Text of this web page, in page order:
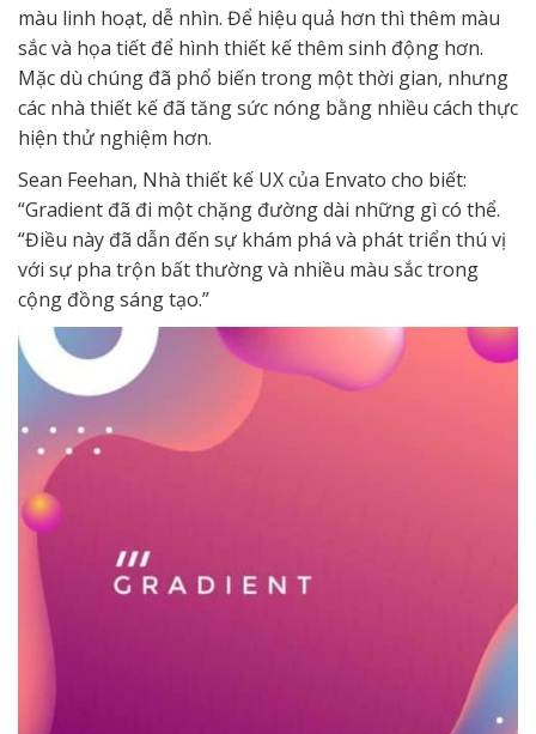
màu linh hoạt, dễ nhìn. Để hiệu quả hơn thì thêm màu
sắc và họa tiết để hình thiết kế thêm sinh động hơn.
Mặc dù chúng đã phổ biến trong một thời gian, nhưng
các nhà thiết kế đã tăng sức nóng bằng nhiều cách thực
hiện thử nghiệm hơn.
Sean Feehan, Nhà thiết kế UX của Envato cho biết:
“Gradient đã đi một chặng đường dài những gì có thể.
“Điều này đã dẫn đến sự khám phá và phát triển thú vị
với sự pha trộn bất thường và nhiều màu sắc trong
cộng đồng sáng tạo.”